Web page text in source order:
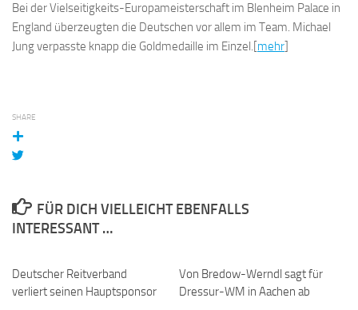
Bei der Vielseitigkeits-Europameisterschaft im Blenheim Palace in
England überzeugten die Deutschen vor allem im Team. Michael
Jung verpasste knapp die Goldmedaille im Einzel.[mehr]
SHARE
FÜR DICH VIELLEICHT EBENFALLS
INTERESSANT …
Deutscher Reitverband
verliert seinen Hauptsponsor
Von Bredow-Werndl sagt für
Dressur-WM in Aachen ab